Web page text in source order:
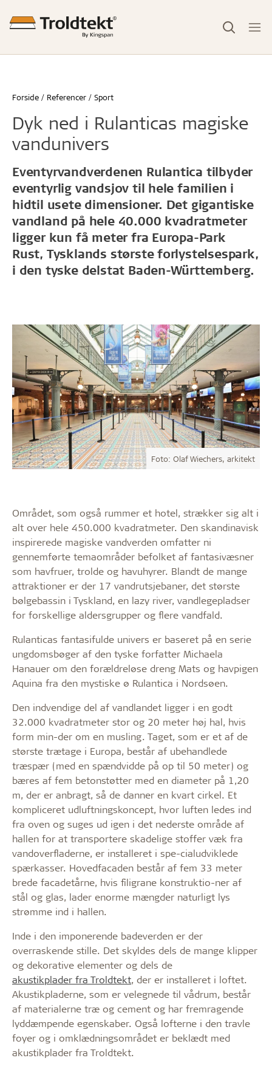
Forside Referencer Sport
Dyk ned i Rulanticas magiske
vandunivers
Eventyrvandverdenen Rulantica tilbyder
eventyrlig vandsjov til hele familien i
hidtil usete dimensioner. Det gigantiske
vandland på hele 40.000 kvadratmeter
ligger kun få meter fra Europa-Park
Rust, Tysklands største forlystelsespark,
i den tyske delstat Baden-Württemberg.
Foto: Olaf Wiechers, arkitekt
Området, som også rummer et hotel, strækker sig alt i
alt over hele 450.000 kvadratmeter. Den skandinavisk
inspirerede magiske vandverden omfatter ni
gennemførte temaområder befolket af fantasivæsner
som havfruer, trolde og havuhyrer. Blandt de mange
attraktioner er der 17 vandrutsjebaner, det største
bølgebassin i Tyskland, en lazy river, vandlegepladser
for forskellige aldersgrupper og flere vandfald.
Rulanticas fantasifulde univers er baseret på en serie
ungdomsbøger af den tyske forfatter Michaela
Hanauer om den forældreløse dreng Mats og havpigen
Aquina fra den mystiske ø Rulantica i Nordsøen.
Den indvendige del af vandlandet ligger i en godt
32.000 kvadratmeter stor og 20 meter høj hal, hvis
form min-der om en musling. Taget, som er et af de
største trætage i Europa, består af ubehandlede
træspær (med en spændvidde på op til 50 meter) og
bæres af fem betonstøtter med en diameter på 1,20
m, der er anbragt, så de danner en kvart cirkel. Et
kompliceret udluftningskoncept, hvor luften ledes ind
fra oven og suges ud igen i det nederste område af
hallen for at transportere skadelige stoffer væk fra
vandoverfladerne, er installeret i spe-cialudviklede
spærkasser. Hovedfacaden består af fem 33 meter
brede facadetårne, hvis filigrane konstruktio-ner af
stål og glas, lader enorme mængder naturligt lys
strømme ind i hallen.
Inde i den imponerende badeverden er der
overraskende stille. Det skyldes dels de mange klipper
og dekorative elementer og dels de
akustikplader fra Troldtekt, der er installeret i loftet.
Akustikpladerne, som er velegnede til vådrum, består
af materialerne træ og cement og har fremragende
lyddæmpende egenskaber. Også lofterne i den travle
foyer og i omklædningsområdet er beklædt med
akustikplader fra Troldtekt.